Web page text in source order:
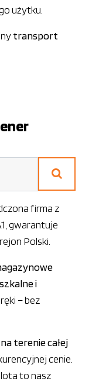
użytku.
transport
firma z
gwarantuje
Polski.
i
– bez
terenie całej
cenie.
to nasz